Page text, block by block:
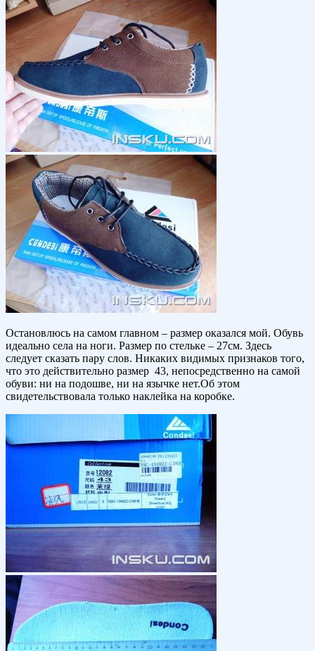
Остановлюсь на самом главном – размер оказался мой. Обувь
идеально села на ноги. Размер по стельке – 27см. Здесь
следует сказать пару слов. Никаких видимых признаков того,
что это действительно размер 43, непосредственно на самой
обуви: ни на подошве, ни на язычке нет.Об этом
свидетельствовала только наклейка на коробке.